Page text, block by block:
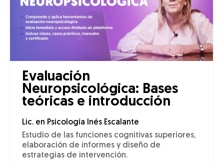
Evaluación
Neuropsicológica: Bases
teóricas e introducción
Lic. en Psicología Inés Escalante
Estudio de las funciones cognitivas superiores,
elaboración de informes y diseño de
estrategias de intervención.